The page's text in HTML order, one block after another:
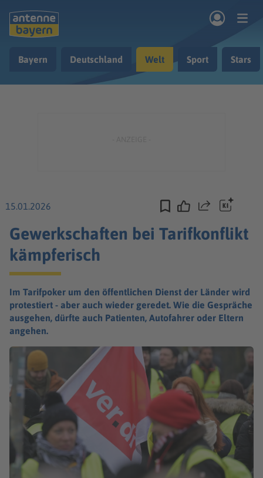
Nachrichten
Bayern Deutschland Welt Sport Stars
15.01.2026 Teilen
Gewerkschaften bei Tarifkonflikt
kämpferisch
Im Tarifpoker um den öffentlichen Dienst der Länder wird
protestiert - aber auch wieder geredet. Wie die Gespräche
ausgehen, dürfte auch Patienten, Autofahrer oder Eltern
angehen.